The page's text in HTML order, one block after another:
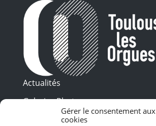
Gérer le consentement aux
cookies
Actualités
Galeries Photos
Vidéothèque